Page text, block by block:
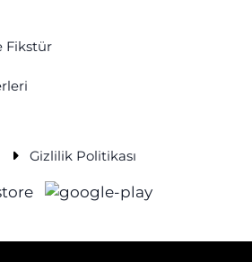
Fikstür
Gizlilik Politikası